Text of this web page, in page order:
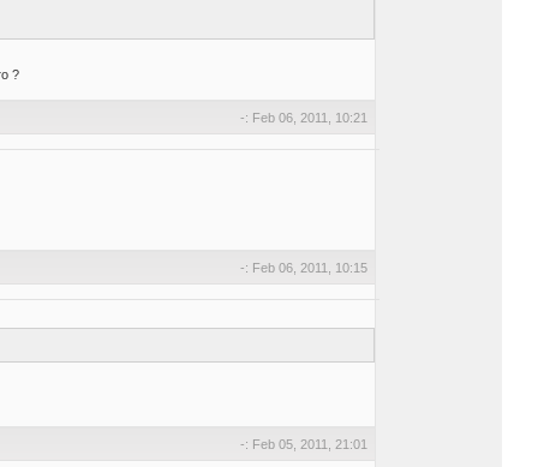
?
-: Feb 06, 2011, 10:21
-: Feb 06, 2011, 10:15
-: Feb 05, 2011, 21:01